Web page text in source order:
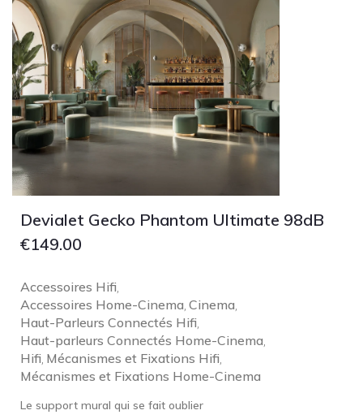
Devialet Gecko Phantom Ultimate 98dB
€149.00
Accessoires Hifi
Accessoires Home-Cinema Cinema
Haut-Parleurs Connectés Hifi
Haut-parleurs Connectés Home-Cinema
Hifi Mécanismes et Fixations Hifi
Mécanismes et Fixations Home-Cinema
Le support mural qui se fait oublier